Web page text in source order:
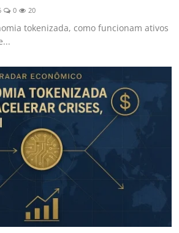
0 20
tokenizada, como funcionam ativos